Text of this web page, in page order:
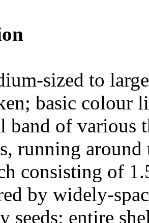
sized to
basic colour
band of various
running
consisting of
by widely-
seeds; entire